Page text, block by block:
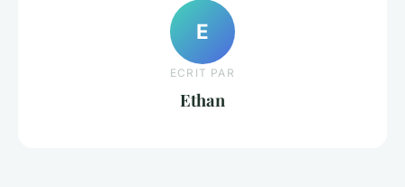
E
ECRIT PAR
Ethan